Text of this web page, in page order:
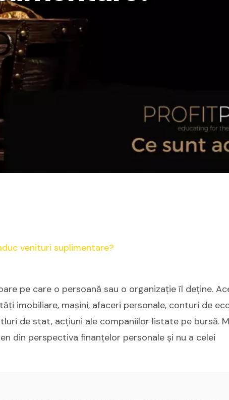
pe care o persoană sau o organizație îl deține.
imobiliare, mașini, afaceri personale, conturi de
de stat, acțiuni ale companiilor listate pe bursă.
din perspectiva finanțelor personale și nu a celei